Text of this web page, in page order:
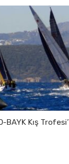
BAYK Kış